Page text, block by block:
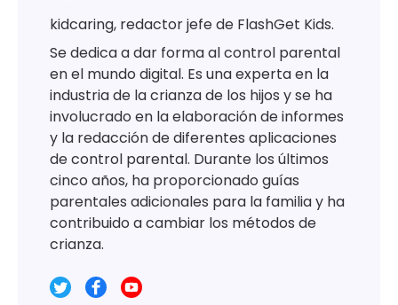
kidcaring, redactor jefe de FlashGet Kids.
Se dedica a dar forma al control parental
en el mundo digital. Es una experta en la
industria de la crianza de los hijos y se ha
involucrado en la elaboración de informes
y la redacción de diferentes aplicaciones
de control parental. Durante los últimos
cinco años, ha proporcionado guías
parentales adicionales para la familia y ha
contribuido a cambiar los métodos de
crianza.